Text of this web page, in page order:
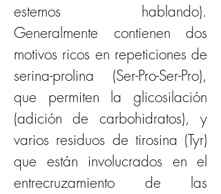
estemos hablando).
Generalmente contienen dos
motivos ricos en repeticiones de
serina-prolina (Ser-Pro-Ser-Pro),
que permiten la glicosilación
(adición de carbohidratos), y
varios residuos de tirosina (Tyr)
que están involucrados en el
entrecruzamiento de las